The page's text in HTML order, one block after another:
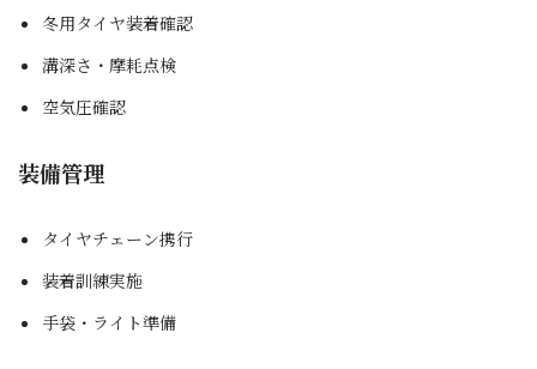
冬用タイヤ装着確認
溝深さ・摩耗点検
空気圧確認
装備管理
タイヤチェーン携行
装着訓練実施
手袋・ライト準備